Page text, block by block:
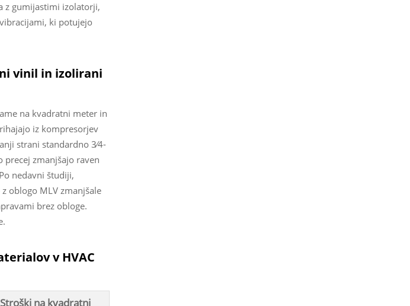
z gumijastimi izolatorji,
ki potujejo
vinil in izolirani
na kvadratni meter in
iz kompresorjev
strani standardno 3⁄4-
precej zmanjšajo raven
nedavni študiji,
oblogo MLV zmanjšale
brez obloge.
v HVAC
Stroški na kvadratni